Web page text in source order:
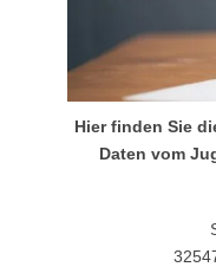
Hier finden Sie
Daten vom